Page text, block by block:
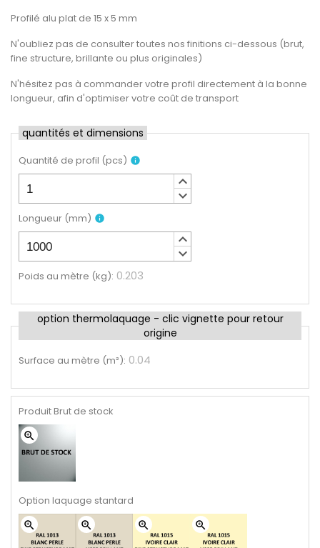
Profilé alu plat de 15 x 5 mm
N'oubliez pas de consulter toutes nos finitions ci-dessous (brut,
fine structure, brillante ou plus originales)
N'hésitez pas à commander votre profil directement à la bonne
longueur, afin d'optimiser votre coût de transport
quantités et dimensions
Quantité de profil (pcs) info
keyboard_arrow_up
keyboard_arrow_down
Longueur (mm) info
keyboard_arrow_up
keyboard_arrow_down
Poids au mètre (kg): 0.203
option thermolaquage - clic vignette pour retour
origine
Surface au mètre (m²): 0.04
Produit Brut de stock
zoom_in
Option laquage stantard
zoom_in zoom_in zoom_in zoom_in